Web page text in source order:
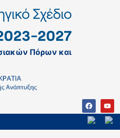
Πόρων και